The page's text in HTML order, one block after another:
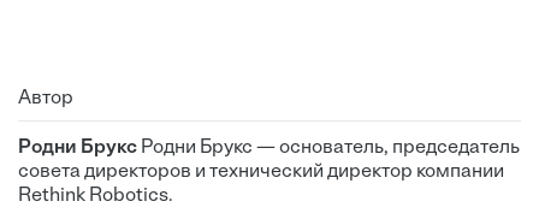
Автор
Родни Брукс Родни Брукс — основатель, председатель
совета директоров и технический директор компании
Rethink Robotics.